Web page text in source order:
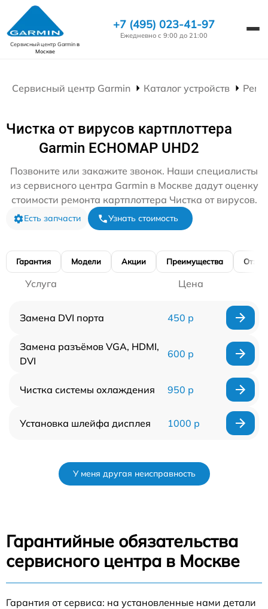
Сервисный центр Garminв
Москве
+7 (495) 023-41-97
Ежедневно с 9:00 до 21:00
Сервисный центр Garmin Каталог устройств
Чистка от вирусов картплоттера
Garmin ECHOMAP UHD2
Позвоните или закажите звонок. Наши специалисты
из сервисного центра Garmin в Москве дадут оценку
стоимости ремонта картплоттера Чистка от вирусов.
Есть запчасти Узнать стоимость
Гарантия Модели Акции Преимущества
Услуга Цена
Замена DVI порта 450 р
Замена разъёмов VGA, HDMI,
DVI
600 р
Чистка системы охлаждения 950 р
Установка шлейфа дисплея 1000 р
У меня другая неисправность
Гарантийные обязательства
сервисного центра в Москве
Гарантия от сервиса: на установленные нами детали